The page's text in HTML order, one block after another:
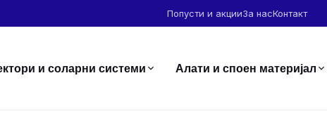
Попусти и акцииЗа насКонтакт
и соларни системи Алати и споен материјал